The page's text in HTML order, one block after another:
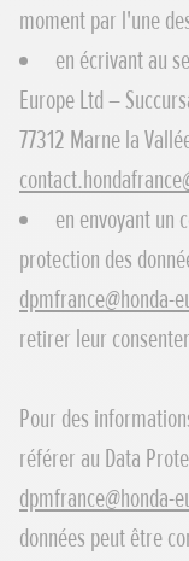
moment par l'une
en écrivant au
Europe Ltd –
77312 Marne la
en envoyant un
protection des
dpmfrance@honda-
retirer leur
Pour des
référer au Data
dpmfrance@honda-
données peut être